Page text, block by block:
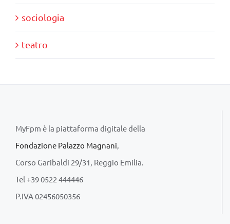
sociologia
teatro
MyFpm è la piattaforma digitale della
Fondazione Palazzo Magnani
Corso Garibaldi 29/31, Reggio Emilia.
Tel +39 0522 444446
P.IVA 02456050356